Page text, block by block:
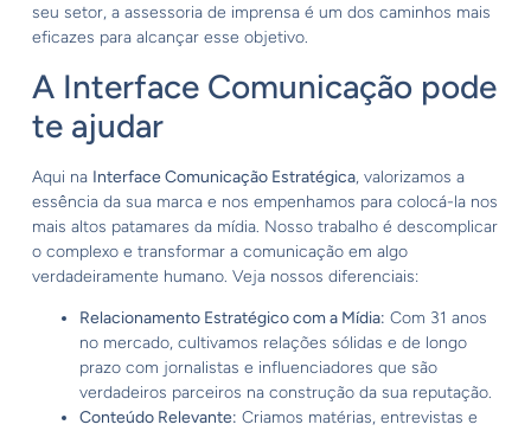
seu setor, a assessoria de imprensa é um dos caminhos mais
eficazes para alcançar esse objetivo.
A Interface Comunicação pode
te ajudar
Aqui na Interface Comunicação Estratégica, valorizamos a
essência da sua marca e nos empenhamos para colocá-la nos
mais altos patamares da mídia. Nosso trabalho é descomplicar
o complexo e transformar a comunicação em algo
verdadeiramente humano. Veja nossos diferenciais:
Relacionamento Estratégico com a Mídia: Com 31 anos
no mercado, cultivamos relações sólidas e de longo
prazo com jornalistas e influenciadores que são
verdadeiros parceiros na construção da sua reputação.
Conteúdo Relevante: Criamos matérias, entrevistas e